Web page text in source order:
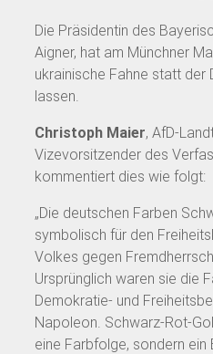
Die Präsidentin des
Aigner, hat am Münchner
ukrainische Fahne statt der
lassen.
Christoph Maier, AfD-
Vizevorsitzender des
kommentiert dies wie folgt:
„Die deutschen Farben
symbolisch für den
Volkes gegen
Ursprünglich waren sie die
Demokratie- und
Napoleon. Schwarz-Rot-
eine Farbfolge, sondern ein